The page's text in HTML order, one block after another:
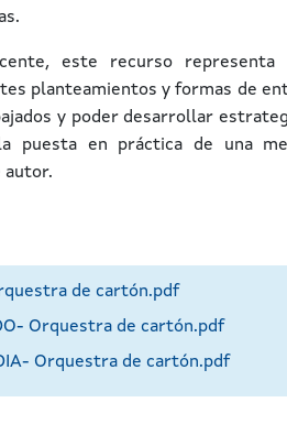
este recurso
planteamientos y formas de
y poder desarrollar
puesta en práctica de una
autor.
de cartón.pdf
Orquestra de cartón.pdf
Orquestra de cartón.pdf